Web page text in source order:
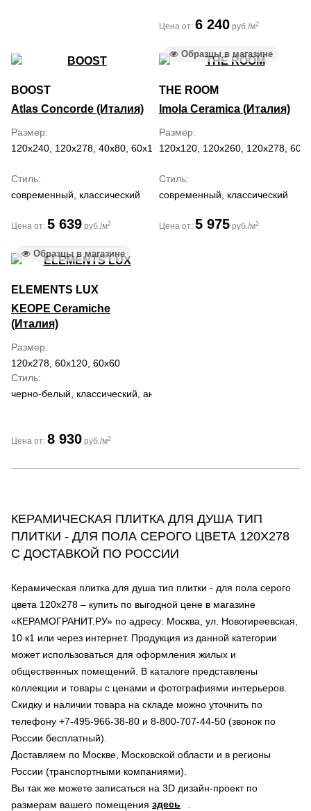
Цена от: 6 240 руб./м2
BOOST
Atlas Concorde (Италия)
Размер
120x240, 120x278, 40x80, 60x120, 60x60
Стиль
современный, классический
Цена от: 5 639 руб./м2
Образцы в магазине
THE ROOM
Imola Ceramica (Италия)
Размер
120x120, 120x260, 120x278,
Стиль
современный, классический
Цена от: 5 975 руб./м2
Образцы в магазине
ELEMENTS LUX
KEOPE Ceramiche
(Италия)
Размер
120x278, 60x120, 60x60
Стиль
черно-белый, классический, античный
Цена от: 8 930 руб./м2
КЕРАМИЧЕСКАЯ ПЛИТКА ДЛЯ ДУША ТИП
ПЛИТКИ - ДЛЯ ПОЛА СЕРОГО ЦВЕТА 120Х278
С ДОСТАВКОЙ ПО РОССИИ
Керамическая плитка для душа тип плитки - для пола серого
цвета 120х278 – купить по выгодной цене в магазине
«КЕРАМОГРАНИТ.РУ» по адресу: Москва, ул. Новогиреевская,
10 к1 или через интернет. Продукция из данной категории
может использоваться для оформления жилых и
общественных помещений. В каталоге представлены
коллекции и товары с ценами и фотографиями интерьеров.
Скидку и наличии товара на складе можно уточнить по
телефону +7-495-966-38-80 и 8-800-707-44-50 (звонок по
России бесплатный).
Доставляем по Москве, Московской области и в регионы
России (транспортными компаниями).
Вы так же можете записаться на 3D дизайн-проект по
размерам вашего помещения здесь